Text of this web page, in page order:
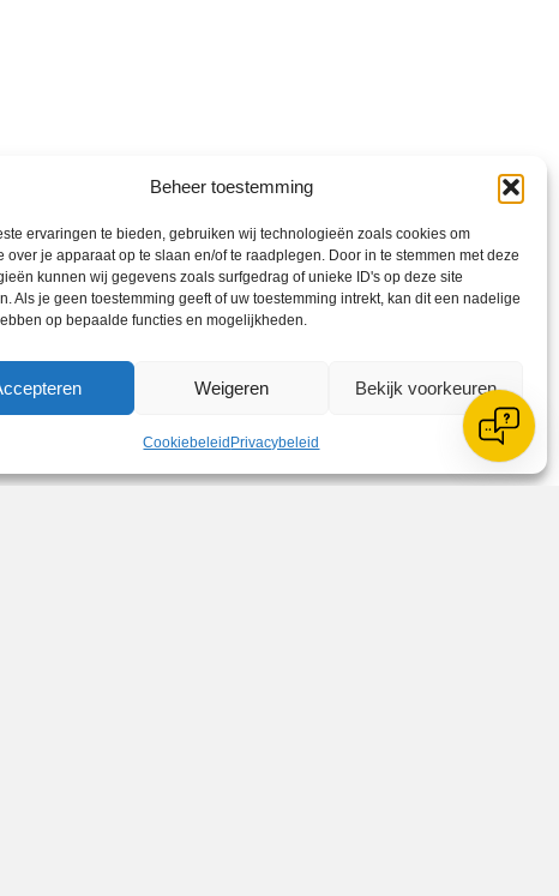
Beheer toestemming
ervaringen te bieden, gebruiken wij technologieën zoals cookies om
over je apparaat op te slaan en/of te raadplegen. Door in te stemmen met deze
kunnen wij gegevens zoals surfgedrag of unieke ID's op deze site
Als je geen toestemming geeft of uw toestemming intrekt, kan dit een nadelige
op bepaalde functies en mogelijkheden.
Weigeren Bekijk voorkeuren
Cookiebeleid Privacybeleid
kunt u nader kennis maken